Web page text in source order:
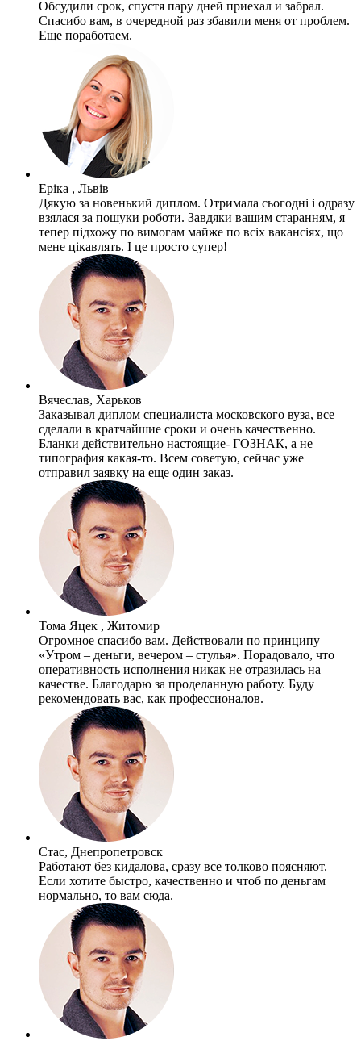
Обсудили срок, спустя пару дней приехал и забрал.
Спасибо вам, в очередной раз збавили меня от проблем.
Еще поработаем.
Еріка , Львів
Дякую за новенький диплом. Отримала сьогодні і одразу
взялася за пошуки роботи. Завдяки вашим старанням, я
тепер підхожу по вимогам майже по всіх вакансіях, що
мене цікавлять. І це просто супер!
Вячеслав, Харьков
Заказывал диплом специалиста московского вуза, все
сделали в кратчайшие сроки и очень качественно.
Бланки действительно настоящие- ГОЗНАК, а не
типография какая-то. Всем советую, сейчас уже
отправил заявку на еще один заказ.
Тома Яцек , Житомир
Огромное спасибо вам. Действовали по принципу
«Утром – деньги, вечером – стулья». Порадовало, что
оперативность исполнения никак не отразилась на
качестве. Благодарю за проделанную работу. Буду
рекомендовать вас, как профессионалов.
Стас, Днепропетровск
Работают без кидалова, сразу все толково поясняют.
Если хотите быстро, качественно и чтоб по деньгам
нормально, то вам сюда.